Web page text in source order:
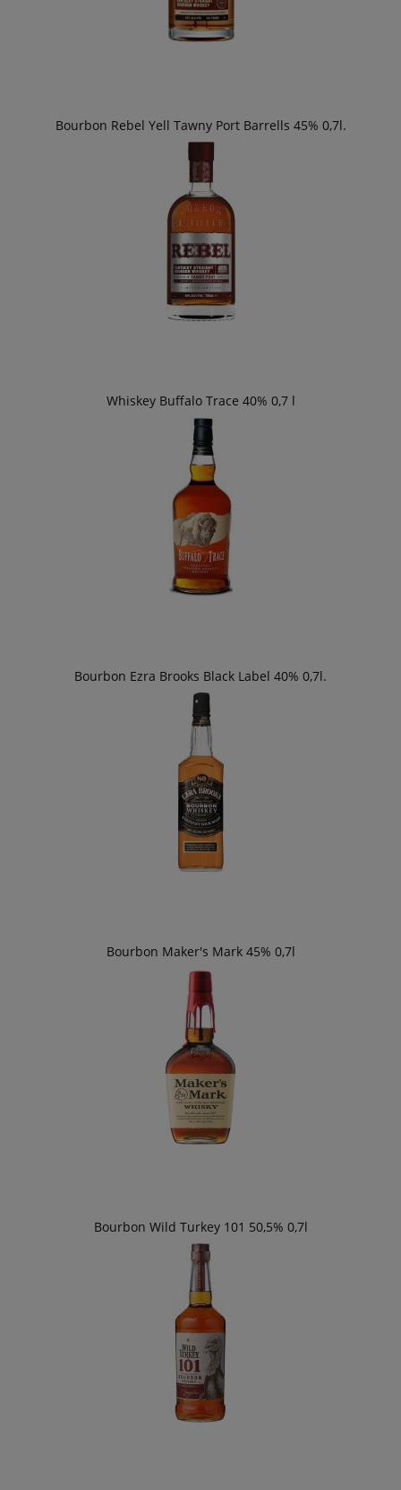
Bourbon Rebel Yell Tawny Port Barrells 45% 0,7l.
Whiskey Buffalo Trace 40% 0,7 l
Bourbon Ezra Brooks Black Label 40% 0,7l.
Bourbon Maker's Mark 45% 0,7l
Bourbon Wild Turkey 101 50,5% 0,7l